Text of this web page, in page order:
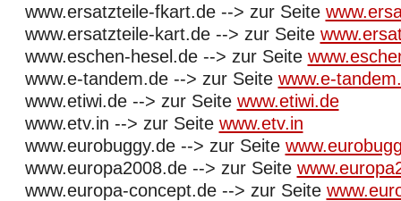
www.ersatzteile-fkart.de --> zur Seite
www.ersatzteile-kart.de --> zur Seite
www.eschen-hesel.de --> zur Seite
www.e-tandem.de --> zur Seite www.e-
www.etiwi.de --> zur Seite www.etiwi.de
www.etv.in --> zur Seite www.etv.in
www.eurobuggy.de --> zur Seite
www.europa2008.de --> zur Seite
www.europa-concept.de --> zur Seite